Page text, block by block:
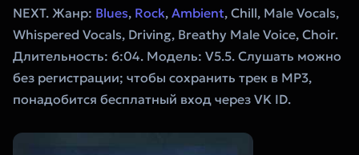
NEXT. Жанр: Blues, Rock, Ambient, Chill, Male Vocals,
Whispered Vocals, Driving, Breathy Male Voice, Choir.
Длительность: 6:04. Модель: V5.5. Слушать можно
без регистрации; чтобы сохранить трек в MP3,
понадобится бесплатный вход через VK ID.